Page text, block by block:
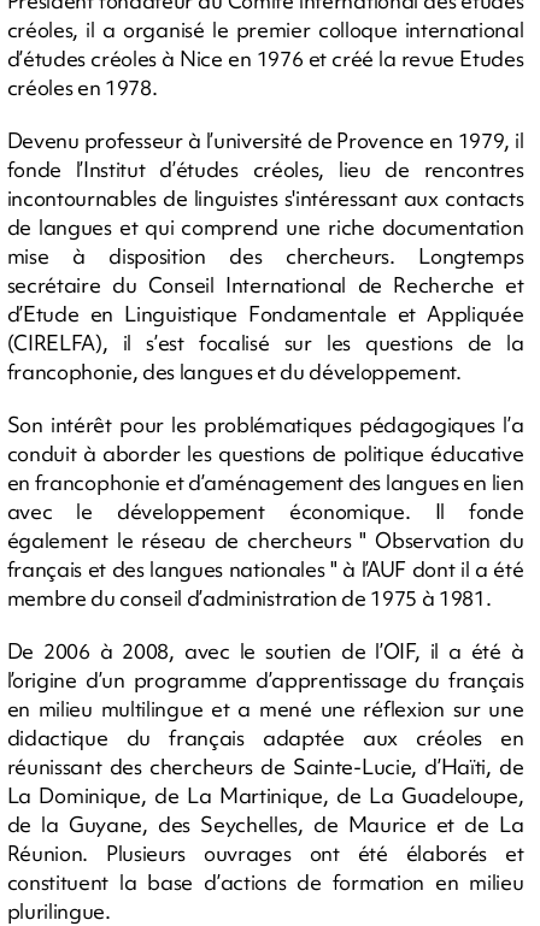
créoles, il a organisé le premier colloque international
d’études créoles à Nice en 1976 et créé la revue Etudes
créoles en 1978.
Devenu professeur à l’université de Provence en 1979, il
fonde l’Institut d’études créoles, lieu de rencontres
incontournables de linguistes s'intéressant aux contacts
de langues et qui comprend une riche documentation
mise à disposition des chercheurs. Longtemps
secrétaire du Conseil International de Recherche et
d’Etude en Linguistique Fondamentale et Appliquée
(CIRELFA), il s’est focalisé sur les questions de la
francophonie, des langues et du développement.
Son intérêt pour les problématiques pédagogiques l’a
conduit à aborder les questions de politique éducative
en francophonie et d’aménagement des langues en lien
avec le développement économique. Il fonde
également le réseau de chercheurs " Observation du
français et des langues nationales " à l’AUF dont il a été
membre du conseil d’administration de 1975 à 1981.
De 2006 à 2008, avec le soutien de l’OIF, il a été à
l’origine d’un programme d’apprentissage du français
en milieu multilingue et a mené une réflexion sur une
didactique du français adaptée aux créoles en
réunissant des chercheurs de Sainte-Lucie, d’Haïti, de
La Dominique, de La Martinique, de La Guadeloupe,
de la Guyane, des Seychelles, de Maurice et de La
Réunion. Plusieurs ouvrages ont été élaborés et
constituent la base d’actions de formation en milieu
plurilingue.